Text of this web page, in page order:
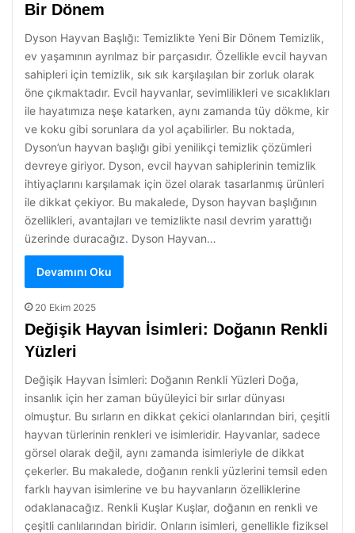
Bir Dönem
Dyson Hayvan Başlığı: Temizlikte Yeni Bir Dönem Temizlik,
ev yaşamının ayrılmaz bir parçasıdır. Özellikle evcil hayvan
sahipleri için temizlik, sık sık karşılaşılan bir zorluk olarak
öne çıkmaktadır. Evcil hayvanlar, sevimlilikleri ve sıcaklıkları
ile hayatımıza neşe katarken, aynı zamanda tüy dökme, kir
ve koku gibi sorunlara da yol açabilirler. Bu noktada,
Dyson’un hayvan başlığı gibi yenilikçi temizlik çözümleri
devreye giriyor. Dyson, evcil hayvan sahiplerinin temizlik
ihtiyaçlarını karşılamak için özel olarak tasarlanmış ürünleri
ile dikkat çekiyor. Bu makalede, Dyson hayvan başlığının
özellikleri, avantajları ve temizlikte nasıl devrim yarattığı
üzerinde duracağız. Dyson Hayvan…
Devamını Oku
20 Ekim 2025
Değişik Hayvan İsimleri: Doğanın Renkli
Yüzleri
Değişik Hayvan İsimleri: Doğanın Renkli Yüzleri Doğa,
insanlık için her zaman büyüleyici bir sırlar dünyası
olmuştur. Bu sırların en dikkat çekici olanlarından biri, çeşitli
hayvan türlerinin renkleri ve isimleridir. Hayvanlar, sadece
görsel olarak değil, aynı zamanda isimleriyle de dikkat
çekerler. Bu makalede, doğanın renkli yüzlerini temsil eden
farklı hayvan isimlerine ve bu hayvanların özelliklerine
odaklanacağız. Renkli Kuşlar Kuşlar, doğanın en renkli ve
çeşitli canlılarından biridir. Onların isimleri, genellikle fiziksel